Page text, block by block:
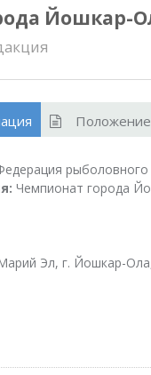
Йошкар-
Положение
Чемпионат города
Эл, г. Йошкар-